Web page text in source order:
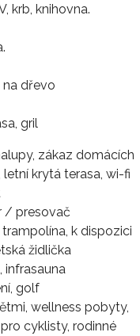
krb, knihovna.
na dřevo
gril
zákaz domácích
krytá terasa, wi-fi
/ presovač
k dispozici
židlička
infrasauna
golf
wellness pobyty,
cyklisty, rodinné